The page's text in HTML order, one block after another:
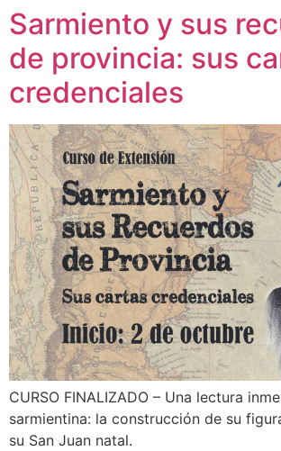
Sarmiento y sus
de provincia: sus
credenciales
CURSO FINALIZADO – Una lectura
sarmientina: la construcción de su
su San Juan natal.